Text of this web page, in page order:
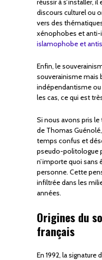
réussir à s’installer,
discours culturel ou
vers des
xénophobes et
islamophobe et
Enfin, le
souverainisme mais
indépendantisme
les cas, ce qui est
Si nous avons pris
de Thomas Guénolé,
temps confus et
pseudo-politologue
n’importe quoi sans
personne. Cette
infiltrée dans les
années.
Origines du
français
En 1992, la signature